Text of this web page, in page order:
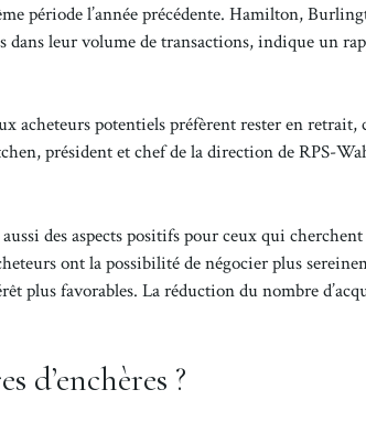
période l’année précédente. Hamilton,
dans leur volume de transactions, indique un
acheteurs potentiels préfèrent rester en
président et chef de la direction de RPS-
des aspects positifs pour ceux qui
ont la possibilité de négocier plus
plus favorables. La réduction du nombre
d’enchères ?